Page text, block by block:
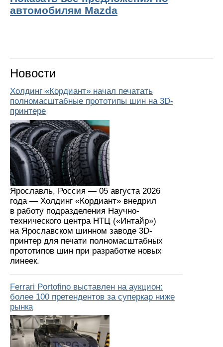
автомобилям Mazda
Новости
Холдинг «Кордиант» начал печатать
полномасштабные прототипы шин на 3D-
принтере
Ярославль, Россия — 05 августа 2026
года — Холдинг «Кордиант» внедрил
в работу подразделения Научно-
технического центра НТЦ («Интайр»)
на Ярославском шинном заводе 3D-
принтер для печати полномасштабных
прототипов шин при разработке новых
линеек.
Ferrari Portofino выставлен на аукцион:
более 100 претендентов за суперкар ниже
рынка